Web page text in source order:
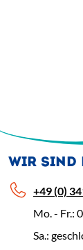
WIR SIND
+49 (0)
Mo. - Fr.:
Sa.: